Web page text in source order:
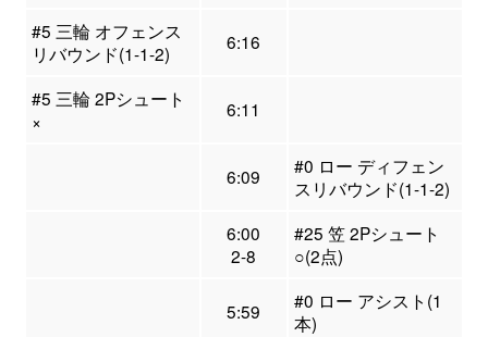
#5 三輪 オフェンス
リバウンド(1-1-2)
6:16
#5 三輪 2Pシュート
×
6:11
6:09
#0 ロー ディフェン
スリバウンド(1-1-2)
6:00
2-8
#25 笠 2Pシュート
○(2点)
5:59
#0 ロー アシスト(1
本)